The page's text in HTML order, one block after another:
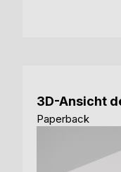
3D-Ansicht
Paperback